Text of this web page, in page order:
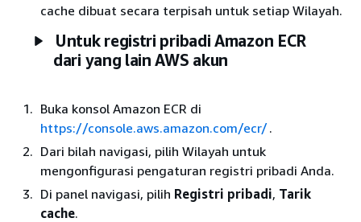
cache dibuat secara terpisah untuk setiap Wilayah.
Untuk registri pribadi Amazon ECR
dari yang lain AWS akun
Buka konsol Amazon ECR di
https://console.aws.amazon.com/ecr/.
Dari bilah navigasi, pilih Wilayah untuk
mengonfigurasi pengaturan registri pribadi Anda.
Di panel navigasi, pilih Registri pribadi, Tarik
cache.